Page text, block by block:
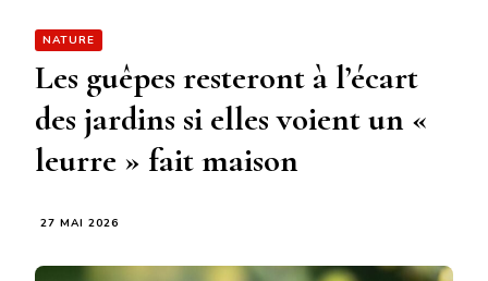
NATURE
Les guêpes resteront à l’écart
des jardins si elles voient un «
leurre » fait maison
27 MAI 2026